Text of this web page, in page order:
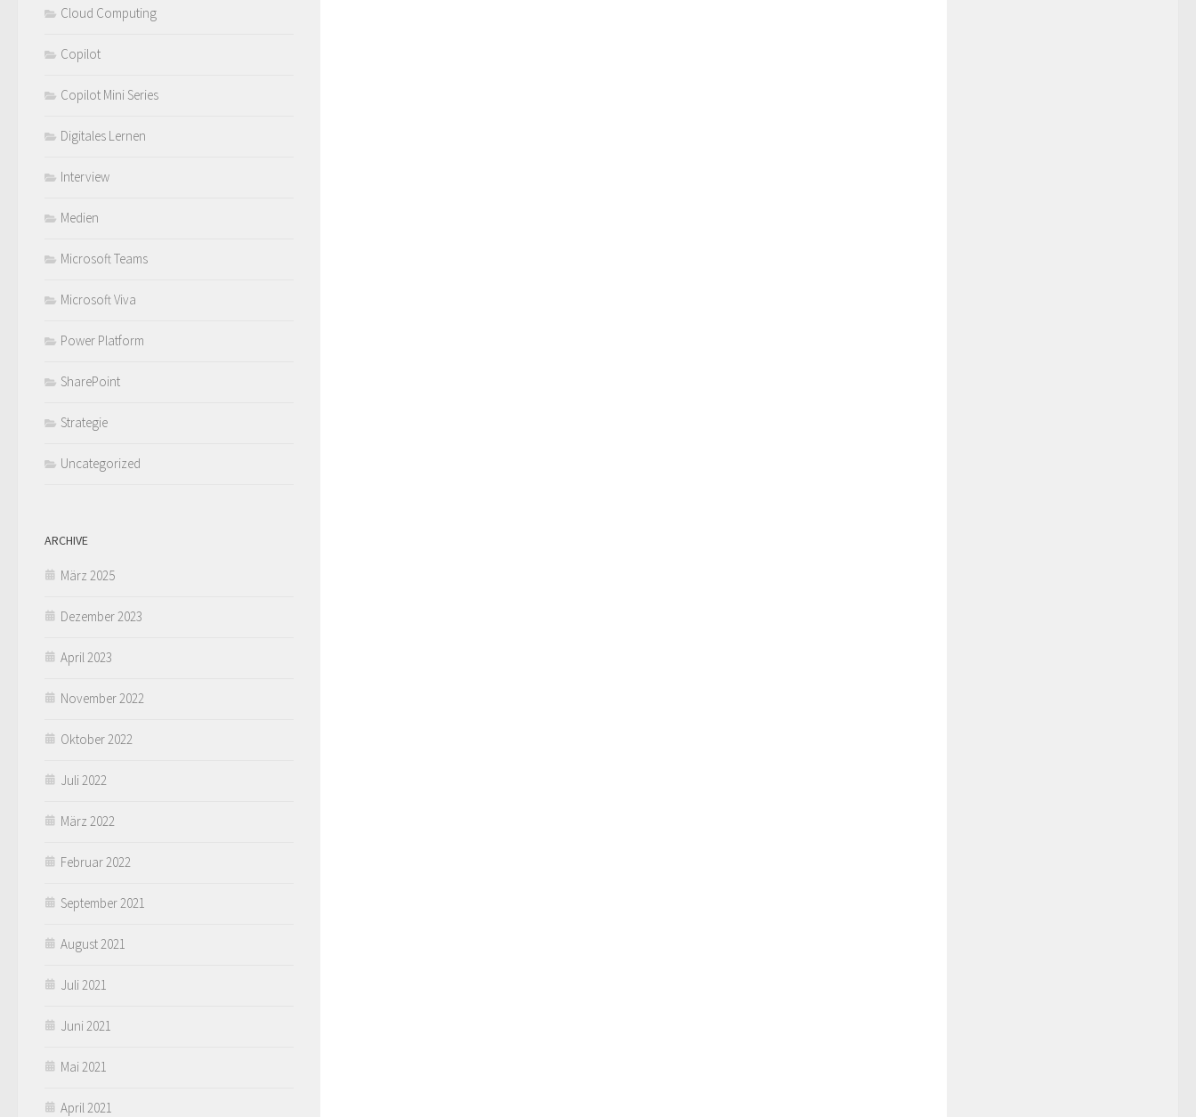
Cloud Computing
Copilot
Copilot Mini Series
Digitales Lernen
Interview
Medien
Microsoft Teams
Microsoft Viva
Power Platform
SharePoint
Strategie
Uncategorized
ARCHIVE
März 2025
Dezember 2023
April 2023
November 2022
Oktober 2022
Juli 2022
März 2022
Februar 2022
September 2021
August 2021
Juli 2021
Juni 2021
Mai 2021
April 2021